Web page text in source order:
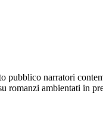
pubblico narratori
ambientati in